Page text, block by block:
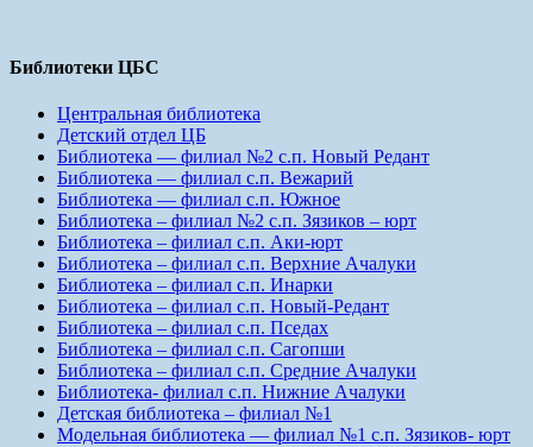
Библиотеки ЦБС
Центральная библиотека
Детский отдел ЦБ
Библиотека — филиал №2 с.п. Новый Редант
Библиотека — филиал с.п. Вежарий
Библиотека — филиал с.п. Южное
Библиотека – филиал №2 с.п. Зязиков – юрт
Библиотека – филиал с.п. Аки-юрт
Библиотека – филиал с.п. Верхние Ачалуки
Библиотека – филиал с.п. Инарки
Библиотека – филиал с.п. Новый-Редант
Библиотека – филиал с.п. Пседах
Библиотека – филиал с.п. Сагопши
Библиотека – филиал с.п. Средние Ачалуки
Библиотека- филиал с.п. Нижние Ачалуки
Детская библиотека – филиал №1
Модельная библиотека — филиал №1 с.п. Зязиков- юрт